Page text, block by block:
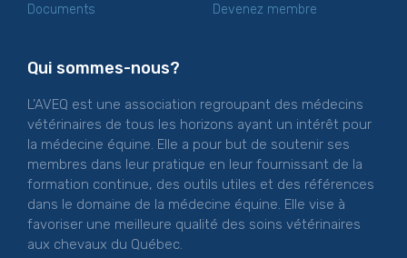
Documents
Devenez membre
Qui sommes-nous?
L’AVEQ est une association regroupant des médecins
vétérinaires de tous les horizons ayant un intérêt pour
la médecine équine. Elle a pour but de soutenir ses
membres dans leur pratique en leur fournissant de la
formation continue, des outils utiles et des références
dans le domaine de la médecine équine. Elle vise à
favoriser une meilleure qualité des soins vétérinaires
aux chevaux du Québec.